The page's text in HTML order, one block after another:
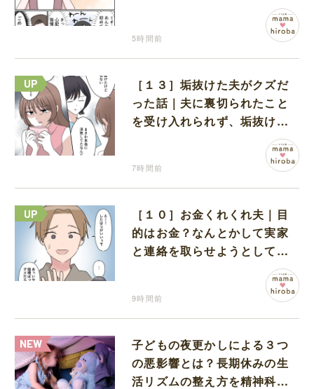
と怯えて泣く孫に心が痛む
5時間前
［１３］垢抜けた夫がクズだ
った話｜夫に裏切られたこと
を受け入れられず、垢抜けた
ことが関係しているのかと嘆
7時間前
［１０］お金くれくれ夫｜目
的はお金？なんとかして実家
と連絡を取らせようとしてく
9時間前
子どもの夜更かしによる３つ
の悪影響とは？長期休みの生
活リズムの整え方を精神科医